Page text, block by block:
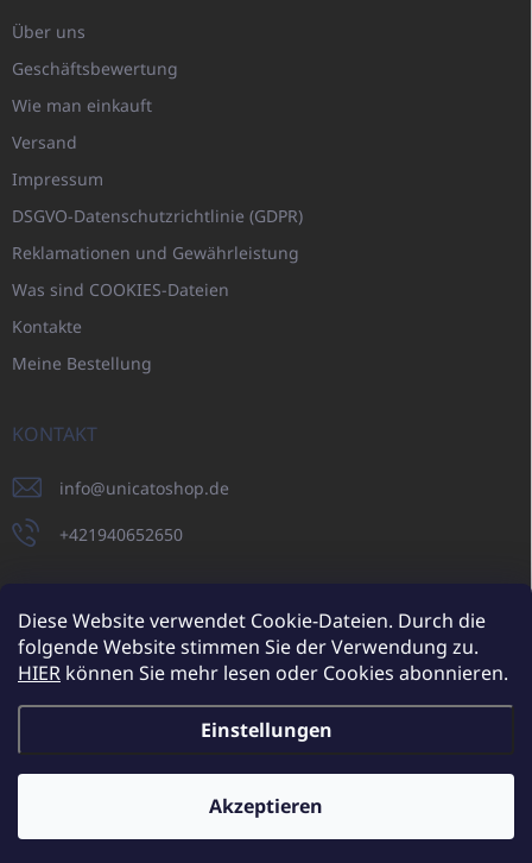
Diese Website verwendet Cookie-Dateien. Durch die
folgende Website stimmen Sie der Verwendung zu.
HIER können Sie mehr lesen oder Cookies abonnieren.
Einstellungen
Akzeptieren
Über uns
Geschäftsbewertung
Wie man einkauft
Versand
Impressum
DSGVO-Datenschutzrichtlinie (GDPR)
Reklamationen und Gewährleistung
Was sind COOKIES-Dateien
Kontakte
Meine Bestellung
KONTAKT
info@unicatoshop.de
+421940652650
UNICATO.sk UNICATOshop.cz UNICATO.at UNICATO.hu
UNICATOshop.pl
Copyright 2026UNICATOshop.de. Alle Rechte vorbehalten.Cookie-
Einstellungen ändern
Zusätzliche Rabatte für Großhandelskunden (bei einer